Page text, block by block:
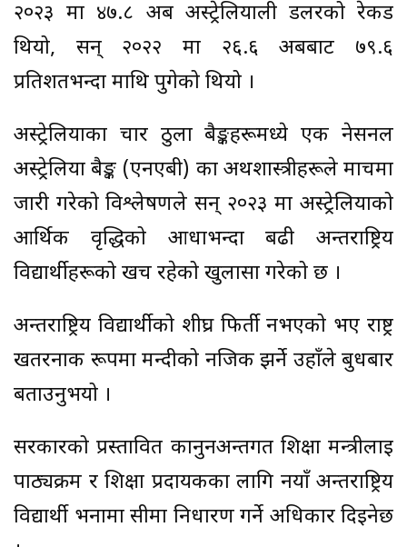
२०२३ मा ४७.८ अर्ब अस्ट्रेलियाली डलरको रेकर्ड
थियो, सन् २०२२ मा २६.६ अर्बबाट ७९.६
प्रतिशतभन्दा माथि पुगेको थियो ।
अस्ट्रेलियाका चार ठुला बैङ्कहरूमध्ये एक नेसनल
अस्ट्रेलिया बैङ्क (एनएबी) का अर्थशास्त्रीहरूले मार्चमा
जारी गरेको विश्लेषणले सन् २०२३ मा अस्ट्रेलियाको
आर्थिक वृद्धिको आधाभन्दा बढी अन्तर्राष्ट्रिय
विद्यार्थीहरूको खर्च रहेको खुलासा गरेको छ ।
अन्तर्राष्ट्रिय विद्यार्थीको शीघ्र फिर्ती नभएको भए राष्ट्र
खतरनाक रूपमा मन्दीको नजिक झर्ने उहाँले बुधबार
बताउनुभयो ।
सरकारको प्रस्तावित कानुनअन्तर्गत शिक्षा मन्त्रीलाई
पाठ्यक्रम र शिक्षा प्रदायकका लागि नयाँ अन्तर्राष्ट्रिय
विद्यार्थी भर्नामा सीमा निर्धारण गर्ने अधिकार दिइनेछ